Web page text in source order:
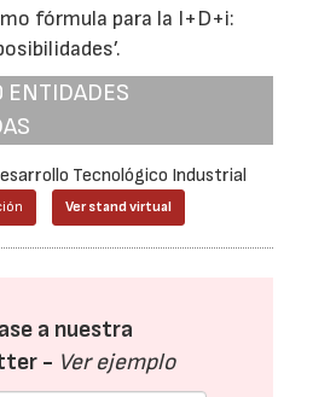
fórmula para la I+D+i:
ENTIDADES
Tecnológico Industrial
Ver stand virtual
a nuestra
- Ver ejemplo